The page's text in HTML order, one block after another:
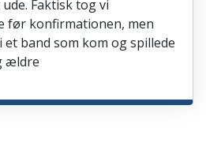
Faktisk tog vi
før konfirmationen, men
band som kom og spillede
ældre